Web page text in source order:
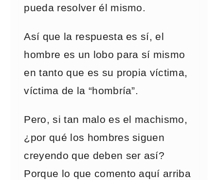
pueda resolver él mismo.
Así que la respuesta es sí, el
hombre es un lobo para sí mismo
en tanto que es su propia víctima,
víctima de la “hombría”.
Pero, si tan malo es el machismo,
¿por qué los hombres siguen
creyendo que deben ser así?
Porque lo que comento aquí arriba